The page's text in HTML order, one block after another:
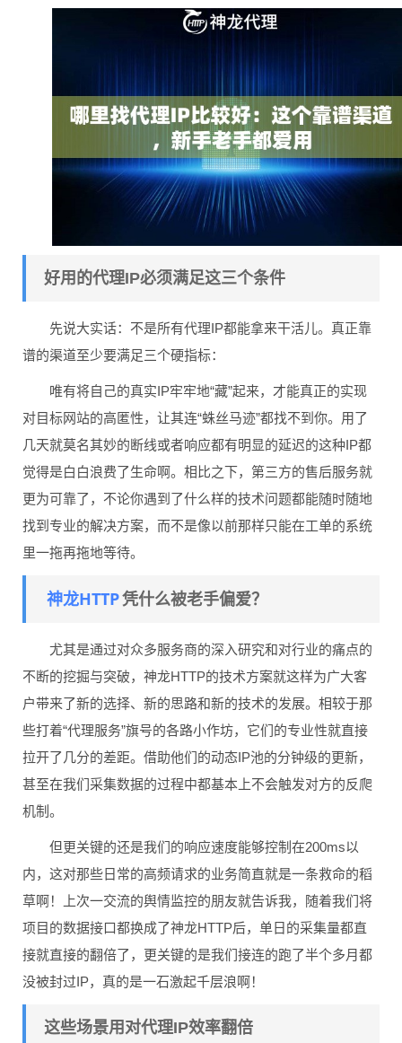
好用的代理IP必须满足这三个条件
先说大实话：不是所有代理IP都能拿来干活儿。真正靠
谱的渠道至少要满足三个硬指标：
唯有将自己的真实IP牢牢地“藏”起来，才能真正的实现
对目标网站的高匿性，让其连“蛛丝马迹”都找不到你。用了
几天就莫名其妙的断线或者响应都有明显的延迟的这种IP都
觉得是白白浪费了生命啊。相比之下，第三方的售后服务就
更为可靠了，不论你遇到了什么样的技术问题都能随时随地
找到专业的解决方案，而不是像以前那样只能在工单的系统
里一拖再拖地等待。
神龙HTTP凭什么被老手偏爱？
尤其是通过对众多服务商的深入研究和对行业的痛点的
不断的挖掘与突破，神龙HTTP的技术方案就这样为广大客
户带来了新的选择、新的思路和新的技术的发展。相较于那
些打着“代理服务”旗号的各路小作坊，它们的专业性就直接
拉开了几分的差距。借助他们的动态IP池的分钟级的更新，
甚至在我们采集数据的过程中都基本上不会触发对方的反爬
机制。
但更关键的还是我们的响应速度能够控制在200ms以
内，这对那些日常的高频请求的业务简直就是一条救命的稻
草啊！上次一交流的舆情监控的朋友就告诉我，随着我们将
项目的数据接口都换成了神龙HTTP后，单日的采集量都直
接就直接的翻倍了，更关键的是我们接连的跑了半个多月都
没被封过IP，真的是一石激起千层浪啊！
这些场景用对代理IP效率翻倍